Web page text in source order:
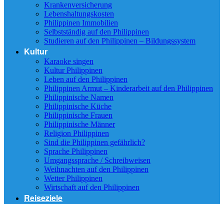
Krankenversicherung
Lebenshaltungskosten
Philippinen Immobilien
Selbstständig auf den Philippinen
Studieren auf den Philippinen – Bildungssystem
Kultur
Karaoke singen
Kultur Philippinen
Leben auf den Philippinen
Philippinen Armut – Kinderarbeit auf den Philippinen
Philippinische Namen
Philippinische Küche
Philippinische Frauen
Philippinische Männer
Religion Philippinen
Sind die Philippinen gefährlich?
Sprache Philippinen
Umgangssprache / Schreibweisen
Weihnachten auf den Philippinen
Wetter Philippinen
Wirtschaft auf den Philippinen
Reiseziele